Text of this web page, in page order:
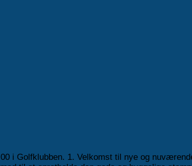
i Golfklubben. 1. Velkomst til nye og